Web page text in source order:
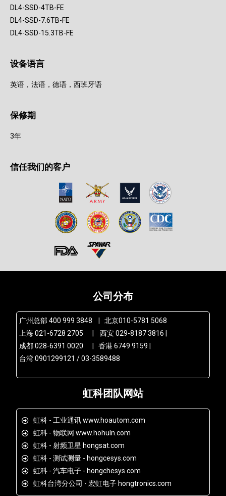
DL4-SSD-4TB-FE
DL4-SSD-7.6TB-FE
DL4-SSD-15.3TB-FE
设备语言
英语，法语，德语，西班牙语
保修期
3年
信任我们的客户
公司分布
广州总部 400 999 3848 | 北京010-5781 5068
上海 021-6728 2705 | 西安 029-8187 3816 |
成都 028-6391 0020 | 香港 6749 9159 |
台湾 0901299121 / 03-3589488
虹科团队网站
虹科 - 工业通讯 www.hoautom.com
虹科 - 物联网 www.hohuln.com
虹科 - 射频卫星 hongsat.com
虹科 - 测试测量 - hongcesys.com
虹科 - 汽车电子 - hongchesys.com
虹科台湾分公司 - 宏虹电子 hongtronics.com